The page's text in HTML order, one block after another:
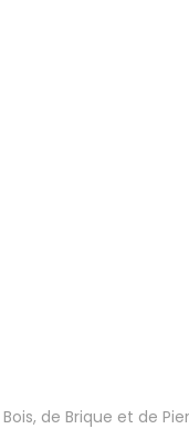
de Brique et de